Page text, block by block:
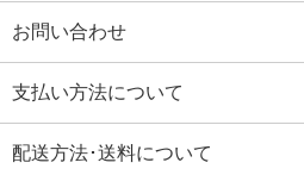
お問い合わせ
支払い方法について
配送方法･送料について